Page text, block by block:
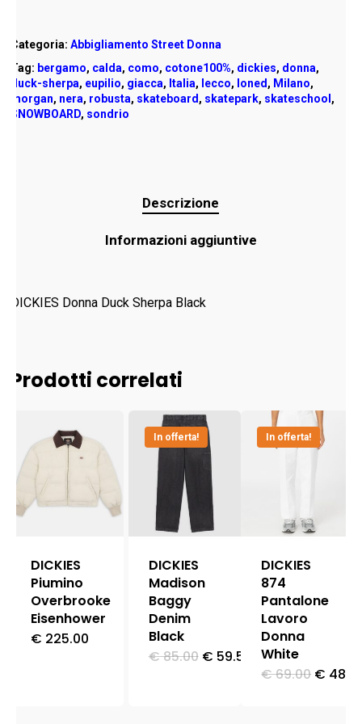
Categoria:Abbigliamento Street Donna
Tag: bergamo, calda, como, cotone100%, dickies, donna,
duck-sherpa, eupilio, giacca, Italia, lecco, loned , Milano,
morgan, nera, robusta, skateboard , skatepark, skateschool ,
SNOWBOARD, sondrio
Descrizione
Informazioni aggiuntive
DICKIES Donna Duck Sherpa Black
Prodotti correlati
DICKIES
Piumino
Overbrooke
Eisenhower
€ 225.00Questo
In offerta!
DICKIES
Madison
Baggy
Denim
Black
€85.00 Il
€ 59.50
prezzo
attuale
Questo
In offerta!
DICKIES
874
Pantalone
Lavoro
Donna
White
€69.00 Il
€
Questo